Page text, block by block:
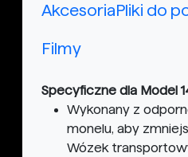
AkcesoriaPliki do
Filmy
Specyficzne dla Model
Wykonany z
monelu, aby
Wózek